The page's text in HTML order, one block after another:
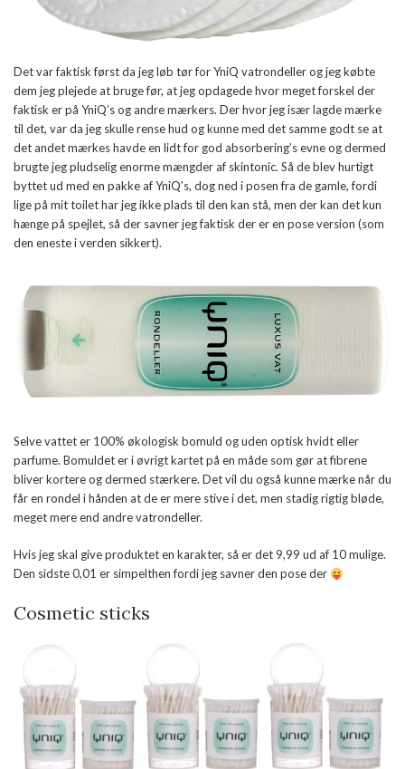
Det var faktisk først da jeg løb tør for YniQ vatrondeller og jeg købte
dem jeg plejede at bruge før, at jeg opdagede hvor meget forskel der
faktisk er på YniQ’s og andre mærkers. Der hvor jeg især lagde mærke
til det, var da jeg skulle rense hud og kunne med det samme godt se at
det andet mærkes havde en lidt for god absorbering’s evne og dermed
brugte jeg pludselig enorme mængder af skintonic. Så de blev hurtigt
byttet ud med en pakke af YniQ’s, dog ned i posen fra de gamle, fordi
lige på mit toilet har jeg ikke plads til den kan stå, men der kan det kun
hænge på spejlet, så der savner jeg faktisk der er en pose version (som
den eneste i verden sikkert).
Selve vattet er 100% økologisk bomuld og uden optisk hvidt eller
parfume. Bomuldet er i øvrigt kartet på en måde som gør at fibrene
bliver kortere og dermed stærkere. Det vil du også kunne mærke når du
får en rondel i hånden at de er mere stive i det, men stadig rigtig bløde,
meget mere end andre vatrondeller.
Hvis jeg skal give produktet en karakter, så er det 9,99 ud af 10 mulige.
Den sidste 0,01 er simpelthen fordi jeg savner den pose der
Cosmetic sticks